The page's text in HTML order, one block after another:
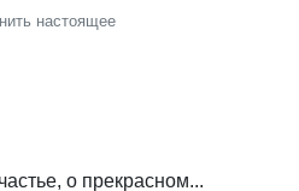
настоящее
о прекрасном...